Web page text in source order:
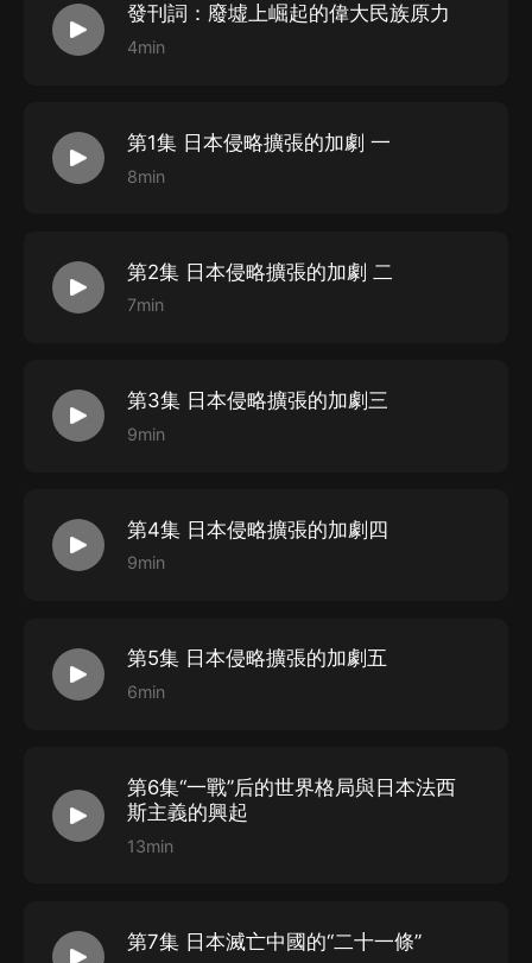
費的時間的漫長，所犧牲的人民慘烈！這一次抗日戰爭雖
不能算為絕后，至少可以稱得上空前。 這是一場前所未
士兵倒下了，千千萬萬的中華兒女倒下了，但戰爭是靠他
們才能夠堅持下來的。在14年抗戰中，日寇的獸蹄踏遍
期，淞滬血戰的一段史實：在三個月內罹難的軍民不下三
四百萬之多，已可以使人不寒而慄了。 抗日戰爭讓中華
血犧牲。“風在吼，馬在叫，黃河在咆哮……”這首悲壯的
敵愾，共赴國難……長城內外，大江南北，到處燃起抗日
的烽火。
主播簡介
發刊詞：廢墟上崛起的偉大民族原力
4min
第1集 日本侵略擴張的加劇 一
8min
第2集 日本侵略擴張的加劇 二
7min
第3集 日本侵略擴張的加劇三
9min
第4集 日本侵略擴張的加劇四
9min
第5集 日本侵略擴張的加劇五
6min
第6集“一戰”后的世界格局與日本法西
斯主義的興起
13min
第7集 日本滅亡中國的“二十一條”